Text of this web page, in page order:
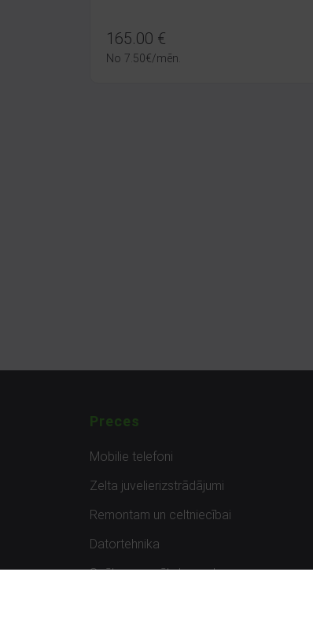
165.00 €
No 7.50€/mēn.
Preces
Mobilie telefoni
Zelta juvelierizstrādājumi
Remontam un celtniecībai
Datortehnika
Spēles un spēļu konsoles